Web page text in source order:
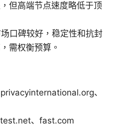
但高端节点速度略低于顶
口碑较好，稳定性和抗封
需权衡预算。
、
、fast.com